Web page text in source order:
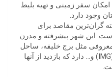
سفر زمینی و تهیه بلیط
وجود دارد.
گران‌ترین مقاصد برای
این شهر پیشرفته و مدرن
مثل برج خلیفه، ساحل
جمیرا، شهربازی آی ام جی (IMG) و… دارد که بازدید از آنها